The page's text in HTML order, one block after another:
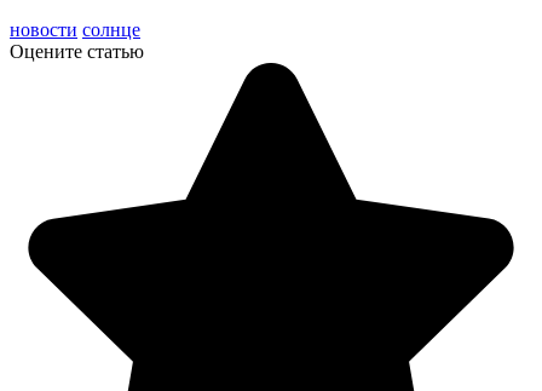
новости солнце
Оцените статью